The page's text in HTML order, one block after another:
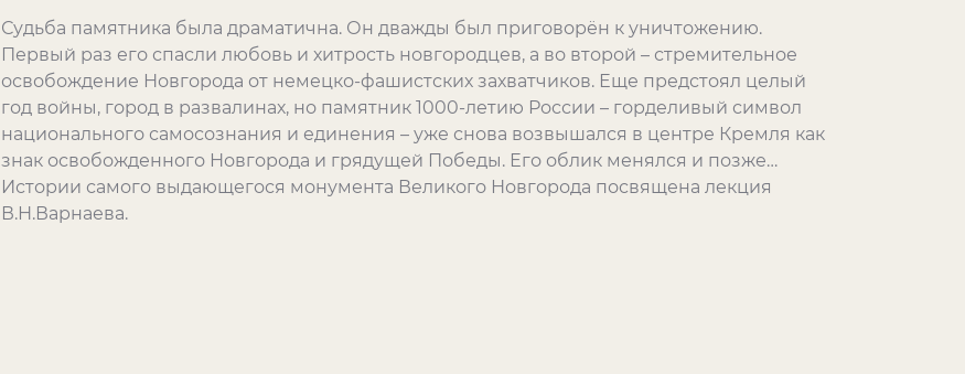
Судьба памятника была драматична. Он дважды был приговорён к уничтожению.
Первый раз его спасли любовь и хитрость новгородцев, а во второй – стремительное
освобождение Новгорода от немецко-фашистских захватчиков. Еще предстоял целый
год войны, город в развалинах, но памятник 1000-летию России – горделивый символ
национального самосознания и единения – уже снова возвышался в центре Кремля как
знак освобожденного Новгорода и грядущей Победы. Его облик менялся и позже…
Истории самого выдающегося монумента Великого Новгорода посвящена лекция
В.Н.Варнаева.